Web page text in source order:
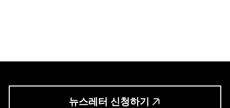
뉴스레터 신청하기